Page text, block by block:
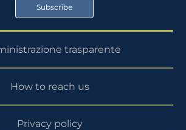
Subscribe
trasparente
How to reach us
Privacy policy